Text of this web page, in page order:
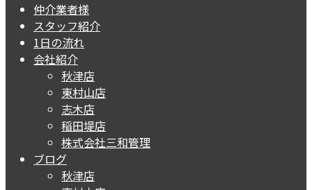
仲介業者様
スタッフ紹介
1日の流れ
会社紹介
秋津店
東村山店
志木店
稲田堤店
株式会社三和管理
ブログ
秋津店